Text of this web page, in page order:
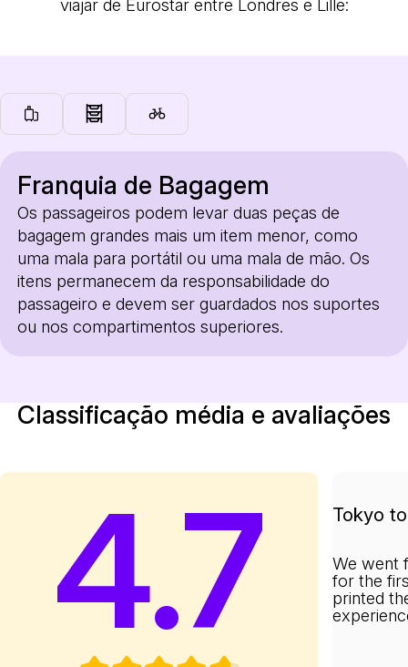
viajar de Eurostar entre Londres e Lille:
Franquia de Bagagem
Os passageiros podem levar duas peças de
bagagem grandes mais um item menor, como
uma mala para portátil ou uma mala de mão. Os
itens permanecem da responsabilidade do
passageiro e devem ser guardados nos suportes
ou nos compartimentos superiores.
Classificação média e avaliações
4.7 Tokyo
We went
for the
printed